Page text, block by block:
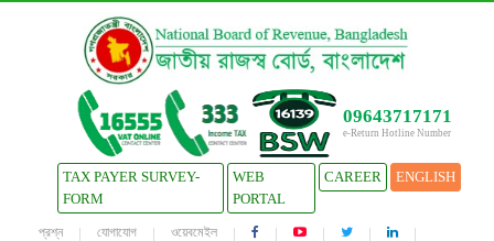
09643717171
e-Return Hotline Number
TAX PAYER SURVEY-
FORM
WEB
PORTAL
CAREER ENGLISH
প্রশ্ন যোগাযোগ ওয়েবমেইল